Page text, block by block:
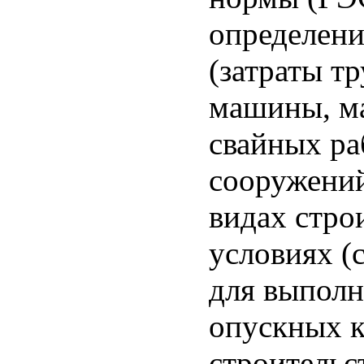
(затраты
машины,
свайных
видах
условиях
для
опускных